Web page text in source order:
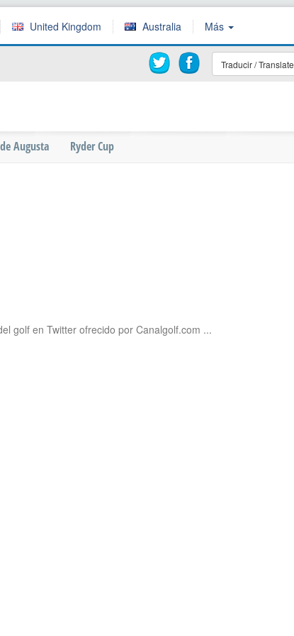
United Kingdom Australia Más
Traducir / Translate
Augusta Ryder Cup
golf en Twitter ofrecido por Canalgolf.com ...